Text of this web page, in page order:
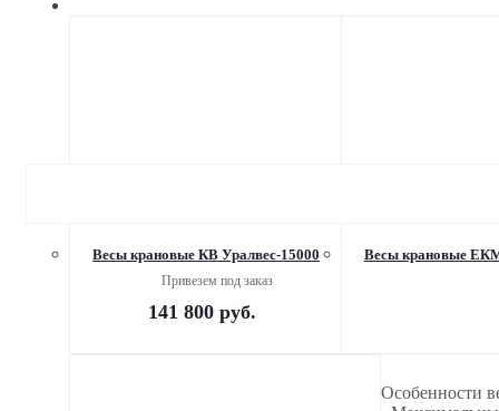
Весы крановые КВ Уралвес-15000
Привезем под заказ
141 800 руб.
Весы крановые
Особенности